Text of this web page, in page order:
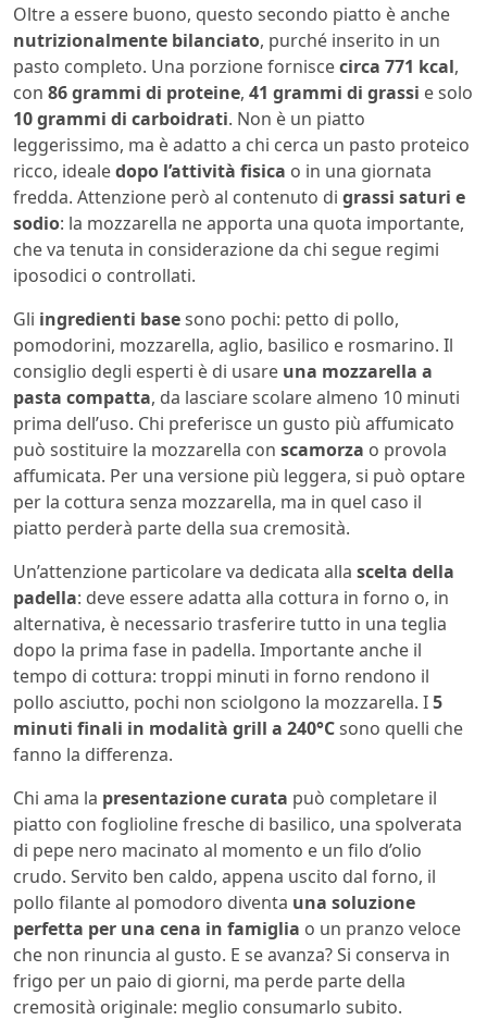
Oltre a essere buono, questo secondo piatto è anche
nutrizionalmente bilanciato, purché inserito in un
pasto completo. Una porzione forniscecirca 771 kcal,
con 86 grammi di proteine, 41 grammi di grassi e solo
10 grammi di carboidrati. Non è un piatto
leggerissimo, ma è adatto a chi cerca un pasto proteico
ricco, idealedopo l’attività fisica o in una giornata
fredda. Attenzione però al contenuto di grassi saturi e
sodio: la mozzarella ne apporta una quota importante,
che va tenuta in considerazione da chi segue regimi
iposodici o controllati.
Gli ingredienti basesono pochi: petto di pollo,
pomodorini, mozzarella, aglio, basilico e rosmarino. Il
consiglio degli esperti è di usare una mozzarella a
pasta compatta, da lasciare scolare almeno 10 minuti
prima dell’uso. Chi preferisce un gusto più affumicato
può sostituire la mozzarella con scamorza o provola
affumicata. Per una versione più leggera, si può optare
per la cottura senza mozzarella, ma in quel caso il
piatto perderà parte della sua cremosità.
Un’attenzione particolare va dedicata alla scelta della
padella: deve essere adatta alla cottura in forno o, in
alternativa, è necessario trasferire tutto in una teglia
dopo la prima fase in padella. Importante anche il
tempo di cottura: troppi minuti in forno rendono il
pollo asciutto, pochi non sciolgono la mozzarella. I5
minuti finali in modalità grill a 240°Csono quelli che
fanno la differenza.
Chi ama la presentazione curata può completare il
piatto con foglioline fresche di basilico, una spolverata
di pepe nero macinato al momento e un filo d’olio
crudo. Servito ben caldo, appena uscito dal forno, il
pollo filante al pomodoro diventa una soluzione
perfetta per una cena in famiglia o un pranzo veloce
che non rinuncia al gusto. E se avanza? Si conserva in
frigo per un paio di giorni, ma perde parte della
cremosità originale: meglio consumarlo subito.